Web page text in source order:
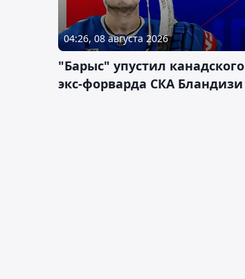
04:26, 08 августа 2026
"Барыс" упустил канадского
экс-форварда СКА Бландизи